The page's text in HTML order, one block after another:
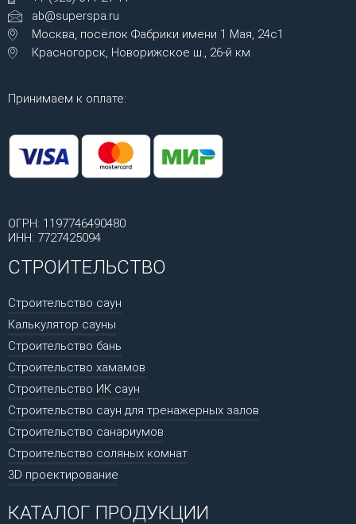
ab@superspa.ru
Москва, посёлок Фабрики имени 1 Мая, 24с1
Красногорск, Новорижское ш., 26-й км
Принимаем к оплате:
ОГРН: 1197746490480
ИНН: 7727425094
СТРОИТЕЛЬСТВО
Строительство саун
Калькулятор сауны
Строительство бань
Строительство хамамов
Строительство ИК саун
Строительство саун для тренажерных залов
Строительство санариумов
Строительство соляных комнат
3D проектирование
КАТАЛОГ ПРОДУКЦИИ